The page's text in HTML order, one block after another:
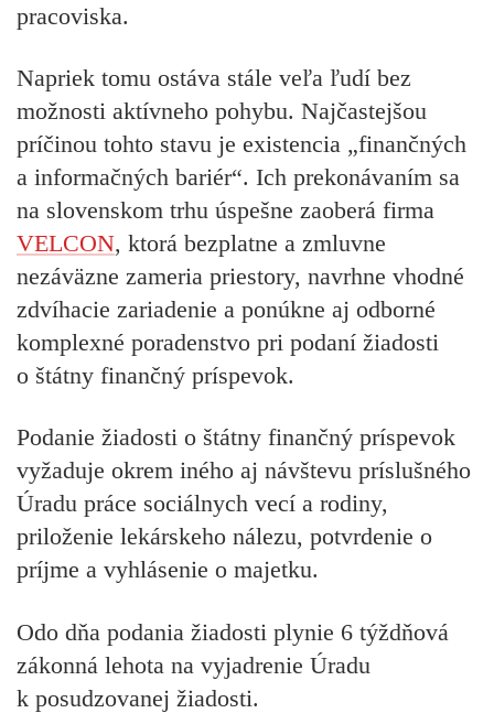
pracoviska.
Napriek tomu ostáva stále veľa ľudí bez
možnosti aktívneho pohybu. Najčastejšou
príčinou tohto stavu je existencia „finančných
a informačných bariér“. Ich prekonávaním sa
na slovenskom trhu úspešne zaoberá firma
VELCON, ktorá bezplatne a zmluvne
nezáväzne zameria priestory, navrhne vhodné
zdvíhacie zariadenie a ponúkne aj odborné
komplexné poradenstvo pri podaní žiadosti
o štátny finančný príspevok.
Podanie žiadosti o štátny finančný príspevok
vyžaduje okrem iného aj návštevu príslušného
Úradu práce sociálnych vecí a rodiny,
priloženie lekárskeho nálezu, potvrdenie o
príjme a vyhlásenie o majetku.
Odo dňa podania žiadosti plynie 6 týždňová
zákonná lehota na vyjadrenie Úradu
k posudzovanej žiadosti.